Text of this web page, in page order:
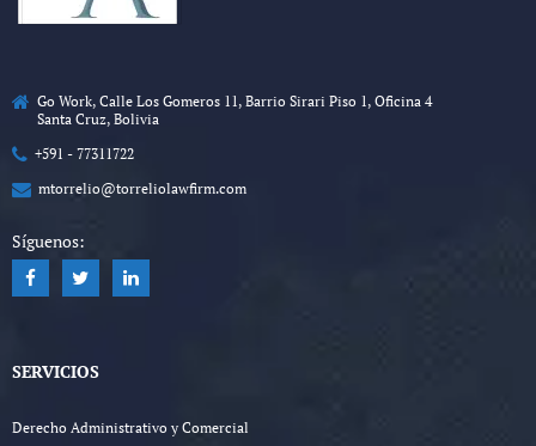
Go Work, Calle Los Gomeros 11, Barrio Sirari Piso 1, Oficina 4
Santa Cruz, Bolivia
+591 - 77311722
mtorrelio@torreliolawfirm.com
Síguenos:
SERVICIOS
Derecho Administrativo y Comercial